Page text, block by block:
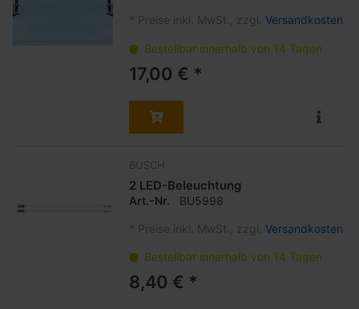
* Preise inkl. MwSt., zzgl. Versandkosten
Bestellbar innerhalb von 14 Tagen
17,00 € *
BUSCH
2 LED-Beleuchtung
Art.-Nr. BU5998
* Preise inkl. MwSt., zzgl. Versandkosten
Bestellbar innerhalb von 14 Tagen
8,40 € *